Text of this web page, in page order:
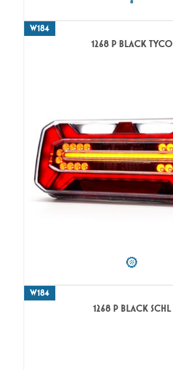
W184
1268 P BLACK TYCO
W184
1268 P BLACK SCHL